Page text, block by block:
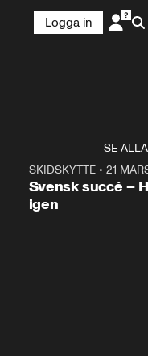
Logga in
SE ALLA
SKIDSKYTTE• 21
Svensk succé –
igen